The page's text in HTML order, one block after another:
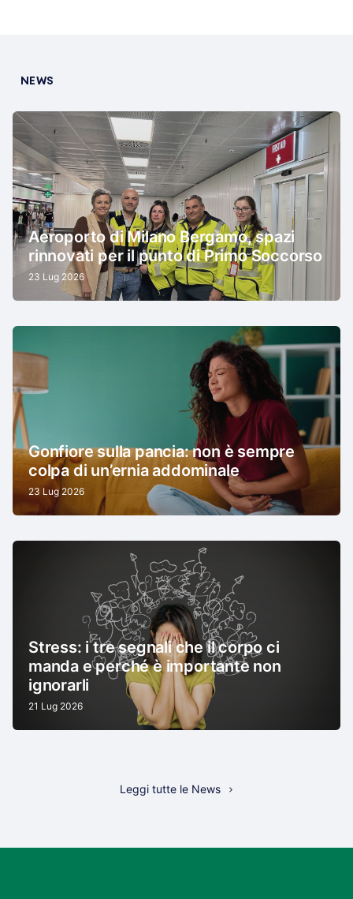
NEWS
Aeroporto di Milano Bergamo, spazi
rinnovati per il punto di Primo Soccorso
23 Lug 2026
Gonfiore sulla pancia: non è sempre
colpa di un’ernia addominale
23 Lug 2026
Stress: i tre segnali che il corpo ci
manda e perché è importante non
ignorarli
21 Lug 2026
Leggi tutte le News